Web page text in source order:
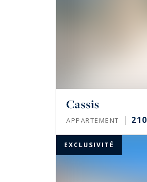
Cassis
APPARTEMENT 210
EXCLUSIVITÉ